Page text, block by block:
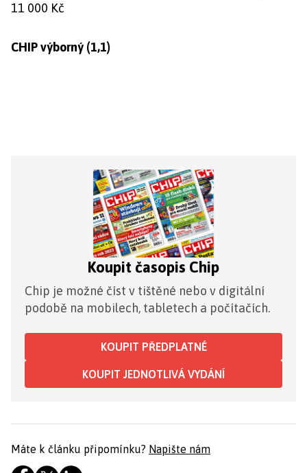
11 000 Kč
CHIP výborný (1,1)
Koupit časopis Chip
Chip je možné číst v tištěné nebo v digitální
podobě na mobilech, tabletech a počítačích.
KOUPIT PŘEDPLATNÉ
KOUPIT JEDNOTLIVÁ VYDÁNÍ
Máte k článku připomínku? Napište nám